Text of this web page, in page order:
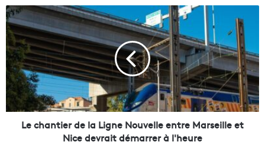
L
e
c
h
a
n
t
i
e
Le chantier de la Ligne Nouvelle entre Marseille et
Nice devrait démarrer à l'heure